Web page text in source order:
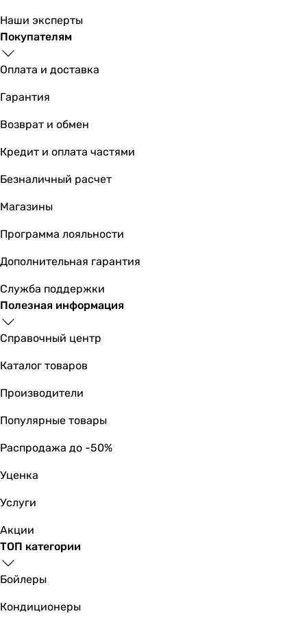
Наши эксперты
Покупателям
Оплата и доставка
Гарантия
Возврат и обмен
Кредит и оплата частями
Безналичный расчет
Магазины
Программа лояльности
Дополнительная гарантия
Служба поддержки
Полезная информация
Справочный центр
Каталог товаров
Производители
Популярные товары
Распродажа до -50%
Уценка
Услуги
Акции
ТОП категории
Бойлеры
Кондиционеры